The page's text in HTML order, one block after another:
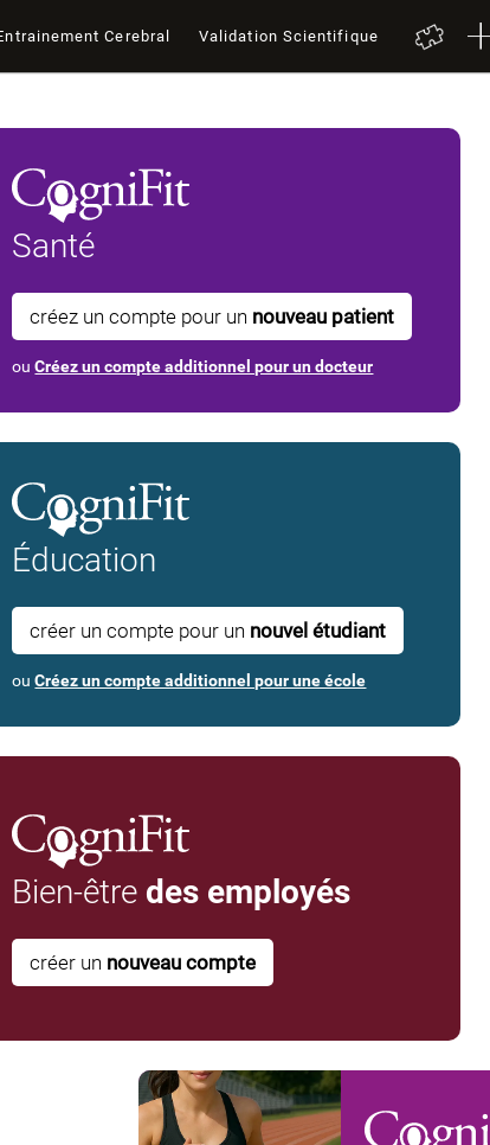
Cerebral Validation Scientifique
Santé
créez un compte pour un nouveau patient
ouCréez un compte additionnel pour un docteur
Éducation
créer un compte pour un nouvel étudiant
ouCréez un compte additionnel pour une école
Bien-être des employés
créer un nouveau compte